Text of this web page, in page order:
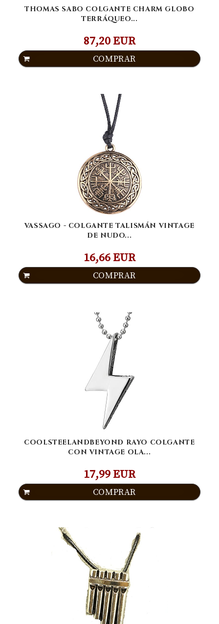
THOMAS SABO COLGANTE CHARM GLOBO
TERRÁQUEO...
87,20 EUR
COMPRAR
VASSAGO - COLGANTE TALISMÁN VINTAGE
DE NUDO...
16,66 EUR
COMPRAR
COOLSTEELANDBEYOND RAYO COLGANTE
CON VINTAGE OLA...
17,99 EUR
COMPRAR